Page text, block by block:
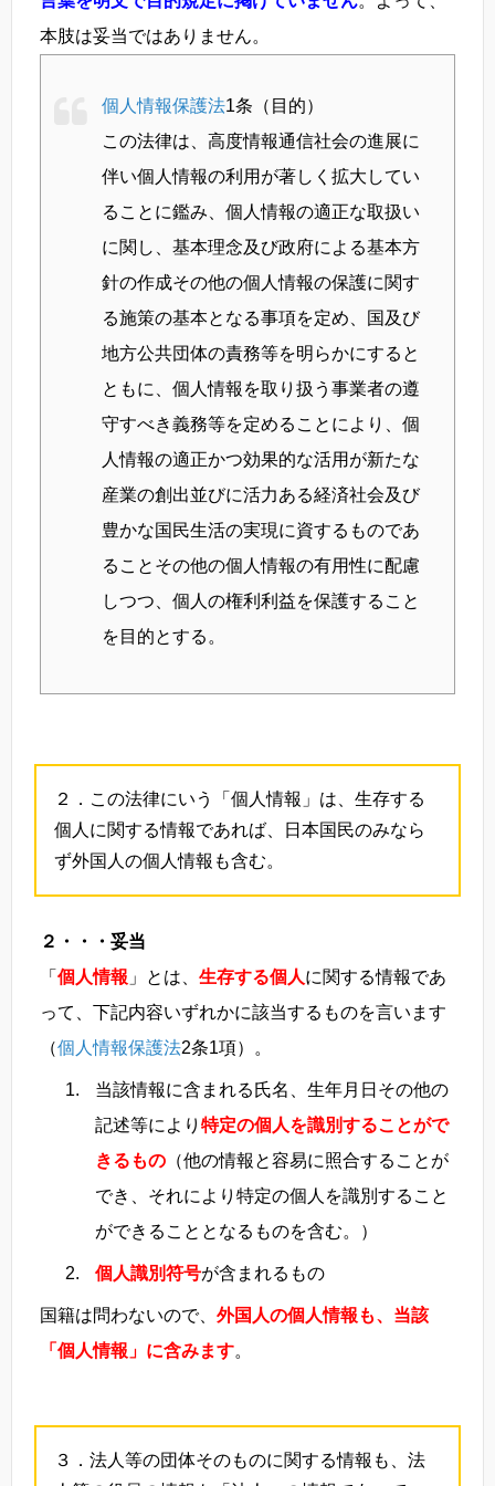
本肢は妥当ではありません。
個人情報保護法1条（目的）
この法律は、高度情報通信社会の進展に
伴い個人情報の利用が著しく拡大してい
ることに鑑み、個人情報の適正な取扱い
に関し、基本理念及び政府による基本方
針の作成その他の個人情報の保護に関す
る施策の基本となる事項を定め、国及び
地方公共団体の責務等を明らかにすると
ともに、個人情報を取り扱う事業者の遵
守すべき義務等を定めることにより、個
人情報の適正かつ効果的な活用が新たな
産業の創出並びに活力ある経済社会及び
豊かな国民生活の実現に資するものであ
ることその他の個人情報の有用性に配慮
しつつ、個人の権利利益を保護すること
を目的とする。
２．この法律にいう「個人情報」は、生存する
個人に関する情報であれば、日本国民のみなら
ず外国人の個人情報も含む。
２・・・妥当
「 個人情報 」とは、 生存する個人に関する情報であ
って、下記内容いずれかに該当するものを言います
（個人情報保護法2条1項）。
当該情報に含まれる氏名、生年月日その他の
記述等により 特定の個人を識別することがで
きるもの （他の情報と容易に照合することが
でき、それにより特定の個人を識別すること
ができることとなるものを含む。）
個人識別符号が含まれるもの
国籍は問わないので、 外国人の個人情報も、当該
「個人情報」に含みます。
３．法人等の団体そのものに関する情報も、法